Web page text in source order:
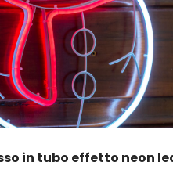
in tubo effetto neon